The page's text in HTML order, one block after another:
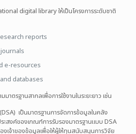
digital library ให้เป็นโครงการระดับชาติ
reports
e-resources
databases
รฐานสากลเพื่อการใช้งานในระยะยาว เช่น
เป็นมาตรฐานการจัดการข้อมูลในคลัง
ะสงค์ของเกณฑ์การรับรองมาตรฐานแบบ DSA
เจ้าของข้อมูลเพื่อให้ผู้ให้ทุนสนับสนุนการวิจัย